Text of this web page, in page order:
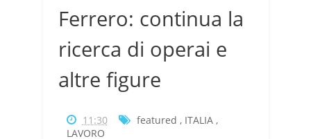
Ferrero: continua la
ricerca di operai e
altre figure
11:30 featured , ITALIA,
LAVORO